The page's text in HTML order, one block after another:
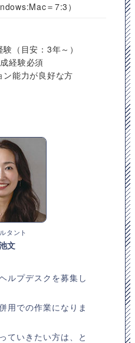
＝7:3）
（目安：3年～）
経験必須
ン能力が良好な方
タント
文
ルプデスクを募集し
用での作業になりま
ていきたい方は、と